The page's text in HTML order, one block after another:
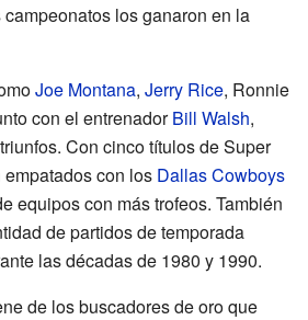
los ganaron en la
Joe Montana, Jerry Rice, Ronnie
con el entrenadorBill Walsh,
Con cinco títulos de Super
con los Dallas Cowboys
equipos con más trofeos. También
de partidos de temporada
las décadas de 1980 y 1990.
de los buscadores de oro que